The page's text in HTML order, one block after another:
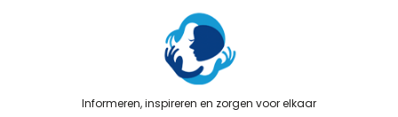
Informeren, inspireren en zorgen voor elkaar